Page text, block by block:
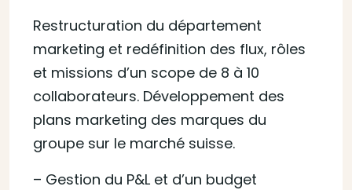
Restructuration du département
marketing et redéfinition des flux, rôles
et missions d’un scope de 8 à 10
collaborateurs. Développement des
plans marketing des marques du
groupe sur le marché suisse.
– Gestion du P&L et d’un budget